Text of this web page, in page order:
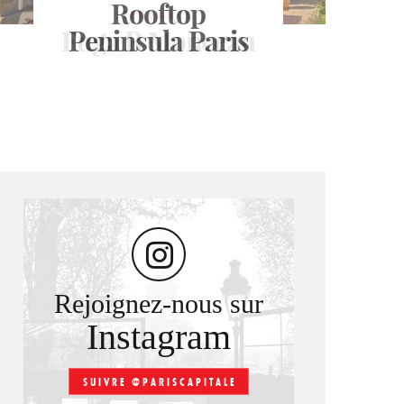
TENDANCE
Fuga R Monceau
Rooftop
Peninsula Paris
Printemps
Haussmann
Rejoignez-nous sur
Instagram
SUIVRE @PARISCAPITALE